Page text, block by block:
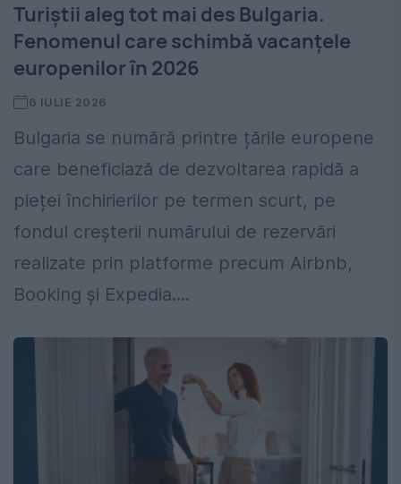
Turiștii aleg tot mai des Bulgaria.
Fenomenul care schimbă vacanțele
europenilor în 2026
6 IULIE 2026
Bulgaria se numără printre țările europene
care beneficiază de dezvoltarea rapidă a
pieței închirierilor pe termen scurt, pe
fondul creșterii numărului de rezervări
realizate prin platforme precum Airbnb,
Booking și Expedia....